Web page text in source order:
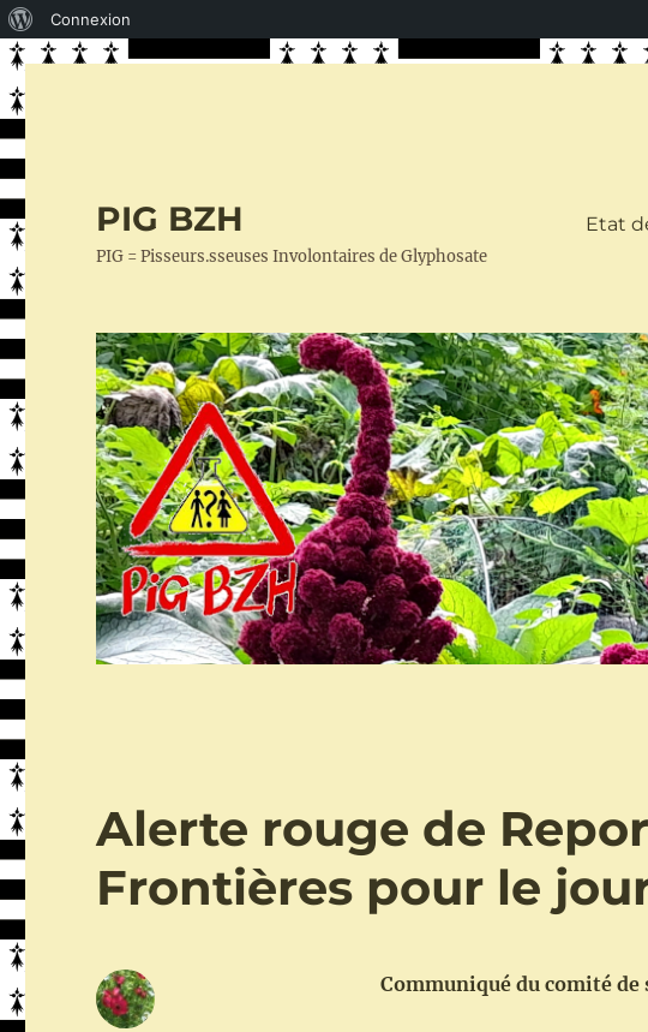
propos
Connexion
PIG BZH
PIG = Pisseurs.sseuses Involontaires de Glyphosate
Etat
Alerte rouge de
Frontières pour le
Communiqué du comité de